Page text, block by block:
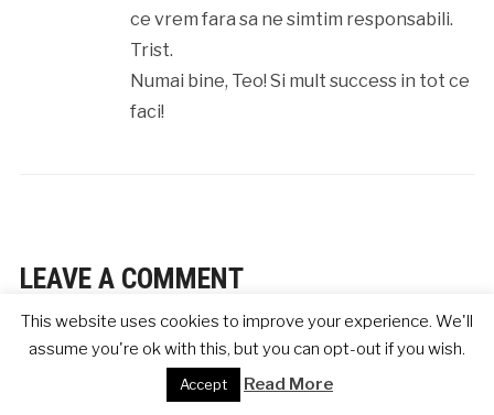
ce vrem fara sa ne simtim responsabili.
Trist.
Numai bine, Teo! Si mult success in tot ce
faci!
LEAVE A COMMENT
Adresa ta de email nu va fi publicată. Câmpurile
obligatorii sunt marcate cu*
This website uses cookies to improve your experience. We'll
assume you're ok with this, but you can opt-out if you wish.
Accept Read More